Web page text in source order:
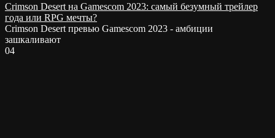
Crimson Desert на Gamescom 2023: самый безумный трейлер
года или RPG мечты?
Crimson Desert превью Gamescom 2023 - амбиции
зашкаливают
04